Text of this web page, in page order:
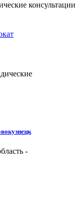
консультации
-